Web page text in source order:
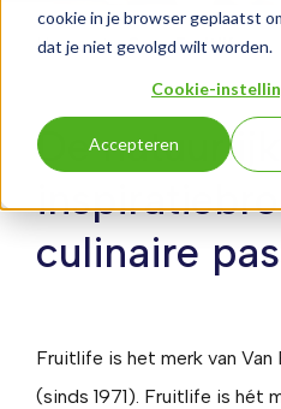
cookie in je browser geplaatst
dat je niet gevolgd wilt worden.
Cookie-
Accepteren
Home Over Fruitlife
De
culinaire
Fruitlife is het merk van
(sinds 1971). Fruitlife is hét